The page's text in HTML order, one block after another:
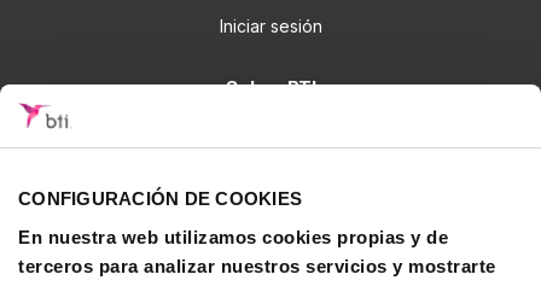
CONFIGURACIÓN DE COOKIES
En nuestra web utilizamos cookies propias y de
terceros para analizar nuestros servicios y mostrarte
Iniciar sesión
Sobre BTI
Investigación
Formación - BTI Training Center
Canal Audiovisual BTI Channel